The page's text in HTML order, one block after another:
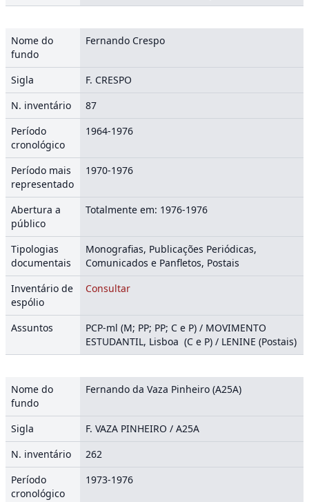
Nome do
fundo
Fernando Crespo
Sigla
F. CRESPO
N. inventário
87
Período
cronológico
1964-1976
Período mais
representado
1970-1976
Abertura a
público
Totalmente em: 1976-1976
Tipologias
documentais
Monografias, Publicações Periódicas,
Comunicados e Panfletos, Postais
Inventário de
espólio
Consultar
Assuntos
PCP-ml (M; PP; PP; C e P) / MOVIMENTO
ESTUDANTIL, Lisboa (C e P) / LENINE (Postais)
Nome do
fundo
Fernando da Vaza Pinheiro (A25A)
Sigla
F. VAZA PINHEIRO / A25A
N. inventário
262
Período
cronológico
1973-1976